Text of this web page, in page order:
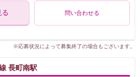
る 問い合わせる
※応募状況によって募集終了の場合もございます。
長町南駅